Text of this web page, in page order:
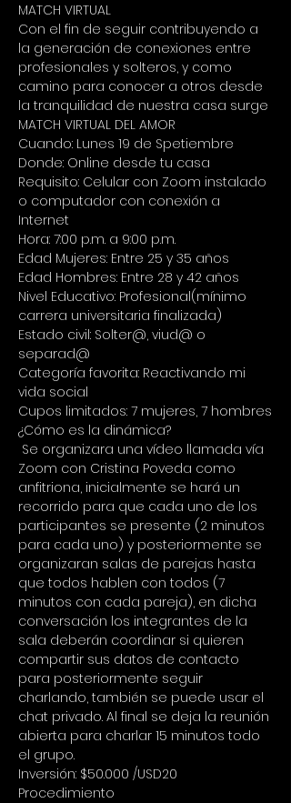
MATCH VIRTUAL
Con el fin de seguir contribuyendo a
la generación de conexiones entre
profesionales y solteros, y como
camino para conocer a otros desde
la tranquilidad de nuestra casa surge
MATCH VIRTUAL DEL AMOR
Cuando: Lunes 19 de Spetiembre
Donde: Online desde tu casa
Requisito: Celular con Zoom instalado
o computador con conexión a
Internet
Hora: 7:00 p.m. a 9:00 p.m.
Edad Mujeres: Entre 25 y 35 años
Edad Hombres: Entre 28 y 42 años
Nivel Educativo: Profesional(mínimo
carrera universitaria finalizada)
Estado civil: Solter@, viud@ o
separad@
Categoría favorita: Reactivando mi
vida social
Cupos limitados: 7 mujeres, 7 hombres
¿Cómo es la dinámica?
Se organizara una vídeo llamada vía
Zoom con Cristina Poveda como
anfitriona, inicialmente se hará un
recorrido para que cada uno de los
participantes se presente (2 minutos
para cada uno) y posteriormente se
organizaran salas de parejas hasta
que todos hablen con todos (7
minutos con cada pareja), en dicha
conversación los integrantes de la
sala deberán coordinar si quieren
compartir sus datos de contacto
para posteriormente seguir
charlando, también se puede usar el
chat privado. Al final se deja la reunión
abierta para charlar 15 minutos todo
el grupo.
Inversión: $50.000 /USD20
Procedimiento